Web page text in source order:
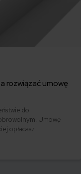
rozwiązać umowę
do
Umowę
opłacasz
w trakcie trwania